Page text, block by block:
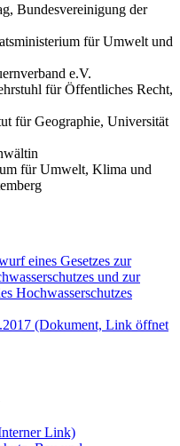
Bundesvereinigung der
für Umwelt und
e.V.
für Öffentliches Recht,
für Geographie, Universität
für Umwelt, Klima und
eines Gesetzes zur
und zur
Hochwasserschutzes
(Dokument, Link öffnet
Link)